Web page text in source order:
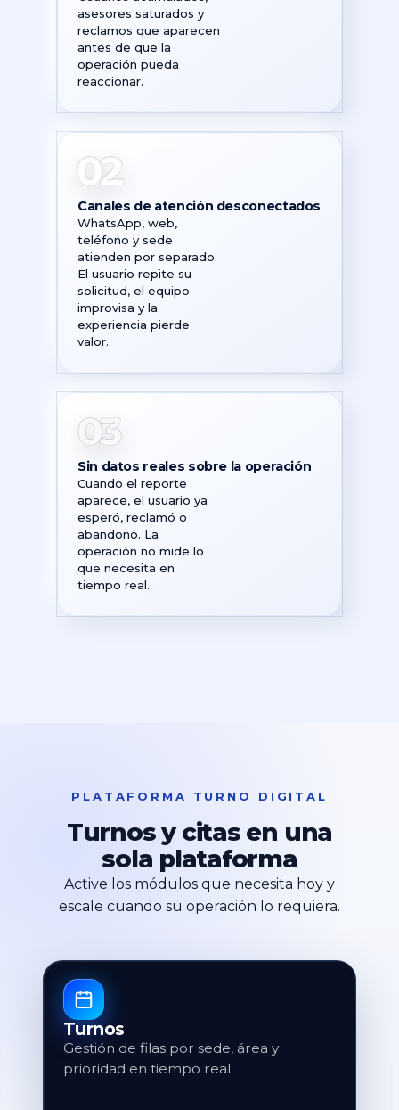
asesores saturados y
reclamos que aparecen
antes de que la
operación pueda
reaccionar.
02
Canales de atención desconectados
WhatsApp, web,
teléfono y sede
atienden por separado.
El usuario repite su
solicitud, el equipo
improvisa y la
experiencia pierde
valor.
03
Sin datos reales sobre la operación
Cuando el reporte
aparece, el usuario ya
esperó, reclamó o
abandonó. La
operación no mide lo
que necesita en
tiempo real.
PLATAFORMA TURNO DIGITAL
Turnos y citas en una
sola plataforma
Active los módulos que necesita hoy y
escale cuando su operación lo requiera.
Turnos
Gestión de filas por sede, área y
prioridad en tiempo real.